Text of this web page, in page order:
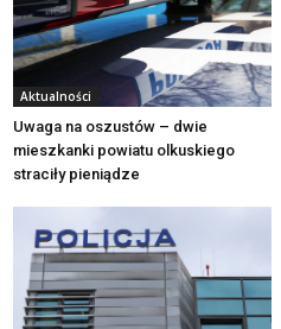
Aktualności
Uwaga na oszustów – dwie
mieszkanki powiatu olkuskiego
straciły pieniądze